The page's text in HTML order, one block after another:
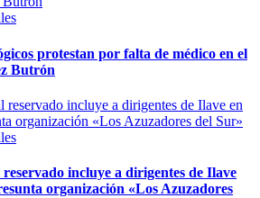
protestan por falta de médico en el
Butrón
incluye a dirigentes de Ilave
organización «Los Azuzadores